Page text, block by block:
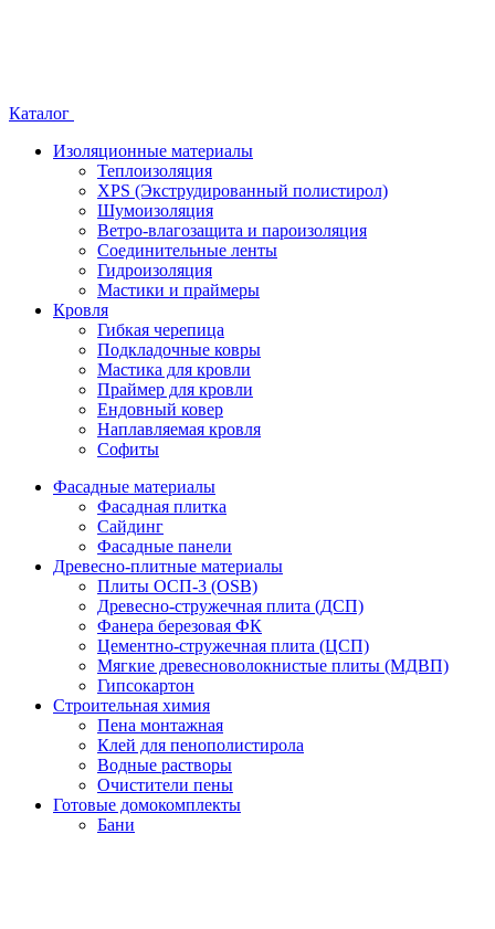
Каталог
Изоляционные материалы
Теплоизоляция
XPS (Экструдированный полистирол)
Шумоизоляция
Ветро-влагозащита и пароизоляция
Соединительные ленты
Гидроизоляция
Мастики и праймеры
Кровля
Гибкая черепица
Подкладочные ковры
Мастика для кровли
Праймер для кровли
Ендовный ковер
Наплавляемая кровля
Софиты
Фасадные материалы
Фасадная плитка
Сайдинг
Фасадные панели
Древесно-плитные материалы
Плиты ОСП-3 (OSB)
Древесно-стружечная плита (ДСП)
Фанера березовая ФК
Цементно-стружечная плита (ЦСП)
Мягкие древесноволокнистые плиты (МДВП)
Гипсокартон
Строительная химия
Пена монтажная
Клей для пенополистирола
Водные растворы
Очистители пены
Готовые домокомплекты
Бани